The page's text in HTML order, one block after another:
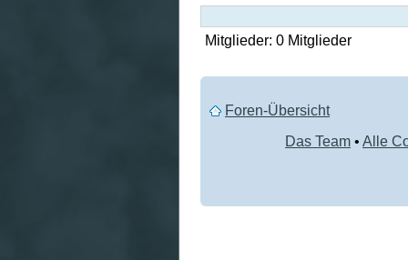
Mitglieder: 0 Mitglieder
Foren-Übersicht
Das Team • Alle